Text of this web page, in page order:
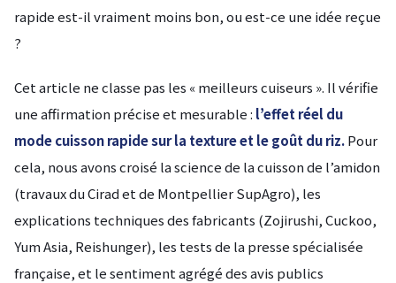
rapide est-il vraiment moins bon, ou est-ce une idée reçue
?
Cet article ne classe pas les « meilleurs cuiseurs ». Il vérifie
une affirmation précise et mesurable : l’effet réel du
mode cuisson rapide sur la texture et le goût du riz.Pour
cela, nous avons croisé la science de la cuisson de l’amidon
(travaux du Cirad et de Montpellier SupAgro), les
explications techniques des fabricants (Zojirushi, Cuckoo,
Yum Asia, Reishunger), les tests de la presse spécialisée
française, et le sentiment agrégé des avis publics